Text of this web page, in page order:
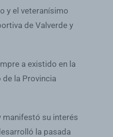
y el veteranísimo
de Valverde y
a existido en la
la Provincia
manifestó su interés
la pasada